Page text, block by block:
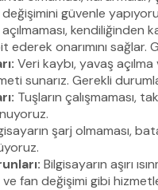
güvenle
açılmaması,
ederek onarımını
Veri kaybı, yavaş
sunarız. Gerekli
Tuşların çalışmaması,
şarj olmaması,
Bilgisayarın aşırı
fan değişimi gibi